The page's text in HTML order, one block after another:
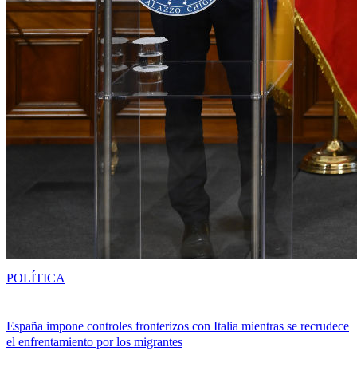
España impone controles fronterizos con Italia mientras se recrudece
el enfrentamiento por los migrantes
POLÍTICA